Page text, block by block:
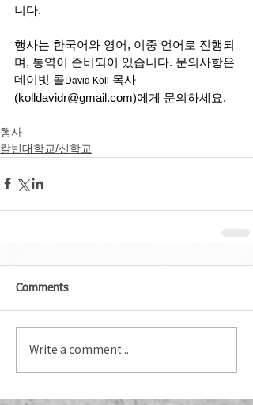
니다.
행사는 한국어와 영어, 이중 언어로 진행되
며, 통역이 준비되어 있습니다. 문의사항은
데이빗 콜David Koll 목사
(kolldavidr@gmail.com)에게 문의하세요.
행사
칼빈대학교/신학교
Comments
Write a comment...